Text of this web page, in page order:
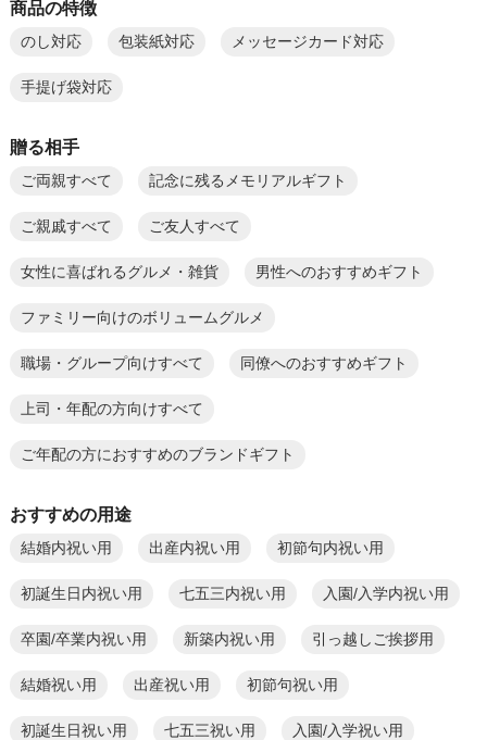
商品の特徴
のし対応 包装紙対応 メッセージカード対応
手提げ袋対応
贈る相手
ご両親すべて 記念に残るメモリアルギフト
ご親戚すべて ご友人すべて
女性に喜ばれるグルメ・雑貨 男性へのおすすめギフト
ファミリー向けのボリュームグルメ
職場・グループ向けすべて 同僚へのおすすめギフト
上司・年配の方向けすべて
ご年配の方におすすめのブランドギフト
おすすめの用途
結婚内祝い用 出産内祝い用 初節句内祝い用
初誕生日内祝い用 七五三内祝い用 入園/入学内祝い用
卒園/卒業内祝い用 新築内祝い用 引っ越しご挨拶用
結婚祝い用 出産祝い用 初節句祝い用
初誕生日祝い用 七五三祝い用 入園/入学祝い用